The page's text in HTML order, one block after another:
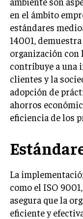
ESTRATEGIA
EMPRESAS
GESTIÓN DEL
DERECHO
ÉXITO
MARKETING
MARKETING
en el ámbito
estándares
14001,
organización
contribuye a una
clientes y la
adopción de
ahorros
eficiencia de los
La
como el ISO
asegura que la
eficiente y